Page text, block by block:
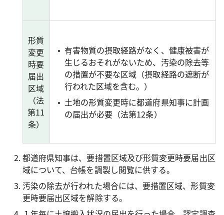
形質
変更
時要
届出
区域
（法
第11
条）
有害物質の摂取経路がなく、健康被害が
生じるおそれがないため、汚染の除去等
の措置が不要な区域（摂取経路の遮断が
行われた区域を含む。）
土地の形質変更時に都道府県知事に計画
の届出が必要（法第12条）
都道府県知事は、要措置区域及び形質変更時要届出区
域について、台帳を調製し閲覧に供する。
汚染の除去が行われた場合には、要措置区域、形質変
更時要届出区域を解除する。